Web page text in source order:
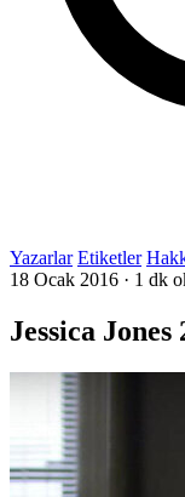
Yazarlar Etiketler
18 Ocak 2016 · 1 dk
Jessica Jones